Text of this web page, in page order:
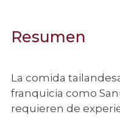
Resumen
La comida
franquicia como
requieren de